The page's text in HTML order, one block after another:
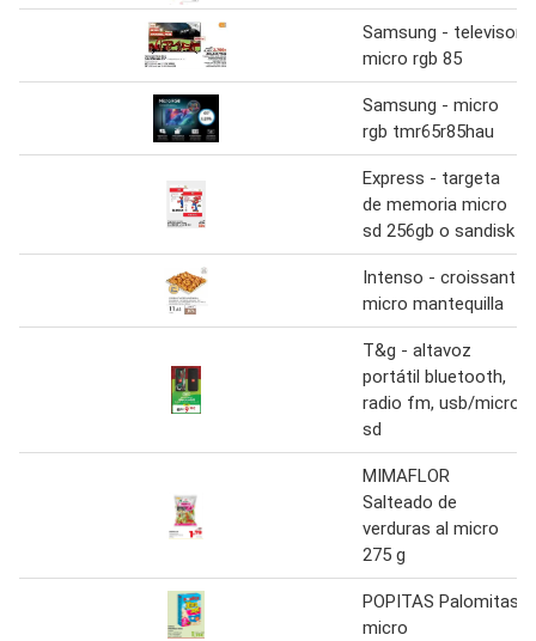
Samsung - televisor
micro rgb 85
Samsung - micro
rgb tmr65r85hau
Express - targeta
de memoria micro
sd 256gb o sandisk
Intenso - croissant
micro mantequilla
T&g - altavoz
portátil bluetooth,
radio fm, usb/micro
sd
MIMAFLOR
Salteado de
verduras al micro
275 g
POPITAS Palomitas
micro